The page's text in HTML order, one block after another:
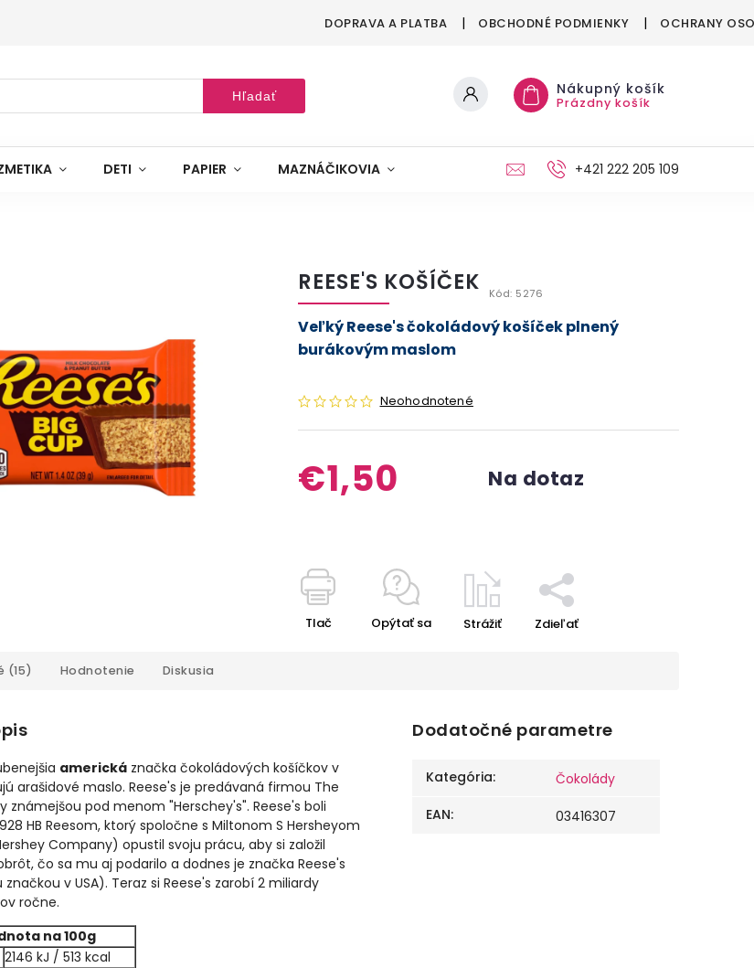
DOPRAVA A PLATBA OBCHODNÉ PODMIENKY OCHRANY
Hľadať Nákupný košík
Prázdny košík
DETI PAPIER MAZNÁČIKOVIA MAŠKRTENIE PÁRTY MÓDA
+421 222 205 109
REESE'S KOŠÍČEK Kód: 5276
Neohodnotené
€1,50 Na dotaz
Veľký Reese's čokoládový košíček plnený
burákovým maslom
Tlač Opýtať sa Strážiť Zdieľať
(15) Hodnotenie Diskusia
americká značka čokoládových košíčkov v
arašidové maslo. Reese's je predávaná firmou The
známejšou pod menom "Herschey's". Reese's boli
HB Reesom, ktorý spoločne s Miltonom S Hersheyom
Company) opustil svoju prácu, aby si založil
čo sa mu aj podarilo a dodnes je značka Reese's
v USA). Teraz si Reese's zarobí 2 miliardy
ročne.
na 100g
2146 kJ / 513 kcal
Dodatočné parametre
Kategória:
Čokolády
EAN: 03416307